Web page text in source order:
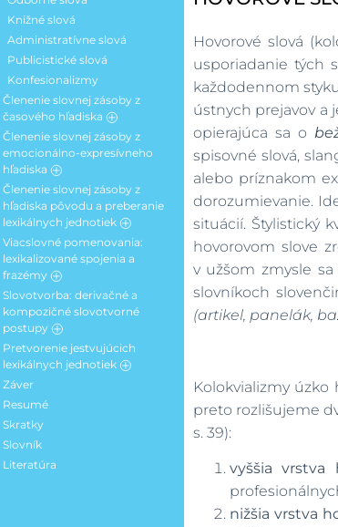
Antonymia
Hyperonymia, Hyponymia,
Kohyponymia
Paronymia
Knižné slová
Administratívne slová
Publicistické slová
Konfesionalizmy
Členenie slovnej zásoby z
časového hľadiska
Staré lexémy
Nové lexémy
Členenie slovnej zásoby z
emocionálno-expresívneho
hľadiska
Typy expresívnosti
Expresívne slová s kladným
odtienkom
Expresívne slová so záporným
odtienkom
Členenie slovnej zásoby z
hľadiska pôvodu a preberanie
lexikálnych jednotiek
Lexika domáceho a cudzieho
pôvodu
Preberanie lexikálnych
jednotiek
Hlavné príčiny preberania
cudzích slov do slovenčiny
Typy prevzatých lexém
Viacslovné pomenovania:
lexikalizované spojenia a
frazémy
Lexikalizované spojenia
Frazémy
Slovotvorba: derivačné a
kompozičné slovotvorné
postupy
Základné pojmy slovotvorby
Derivačné slovotvorné postupy
Kompozičné slovotvorné
postupy
Pretvorenie jestvujúcich
lexikálnych jednotiek
Univerbizácia
Abrevizácia
Multiverbizácia
Záver
Resumé
Skratky
Slovník
Literatúra
Hovorové slová
usporiadanie tých
každodennom
ústnych prejavov a
opierajúca sa o
spisovné slová,
alebo príznakom
dorozumievanie.
situácií. Štylistický
hovorovom slove
v užšom zmysle
slovníkoch
(artikel, panelák,
Kolokvializmy
preto rozlišujeme
s. 39):
vyššia vrstva
nižšia vrstva